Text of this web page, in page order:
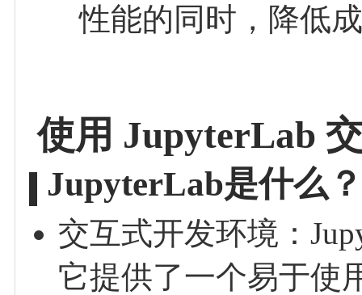
性能的同时，降低
使用 JupyterLab
JupyterLab是什么
交互式开发环境：
它提供了一个易于使